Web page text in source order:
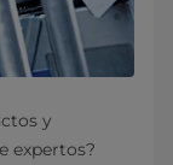
y
expertos?